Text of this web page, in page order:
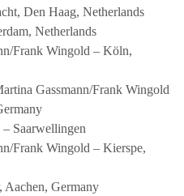
Den Haag, Netherlands
Netherlands
Frank Wingold – Köln,
Gassmann/Frank Wingold
Saarwellingen
Frank Wingold – Kierspe,
Aachen, Germany